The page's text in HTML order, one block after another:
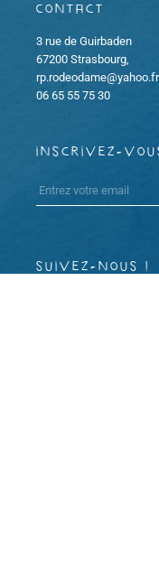
Contact
3 rue de Guirbaden
67200 Strasbourg,
rp.rodeodame@yahoo.fr
06 65 55 75 30
inscrivez-
suivez-nous !